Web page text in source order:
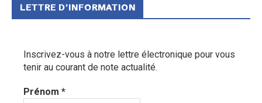
LETTRE D’INFORMATION
Inscrivez-vous à notre lettre électronique pour vous
tenir au courant de note actualité.
Prénom *